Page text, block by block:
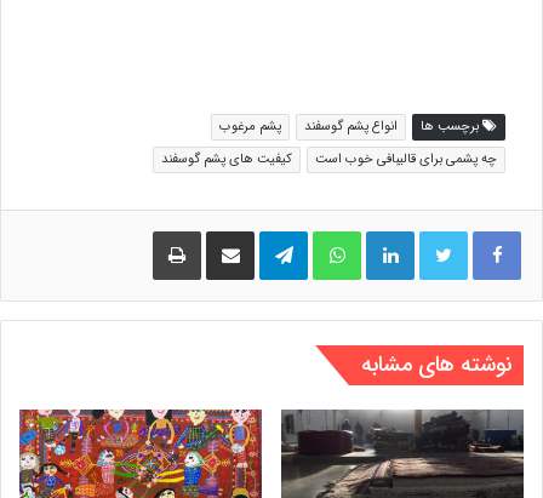
برچسب ها انواع پشم گوسفند
پشم مرغوب
چه پشمی برای قالیبافی خوب است
کیفیت های پشم گوسفند
لینکدین واتس آپ تلگرام اشتراک گذاری از طریق ایمیل
نوشته های مشابه